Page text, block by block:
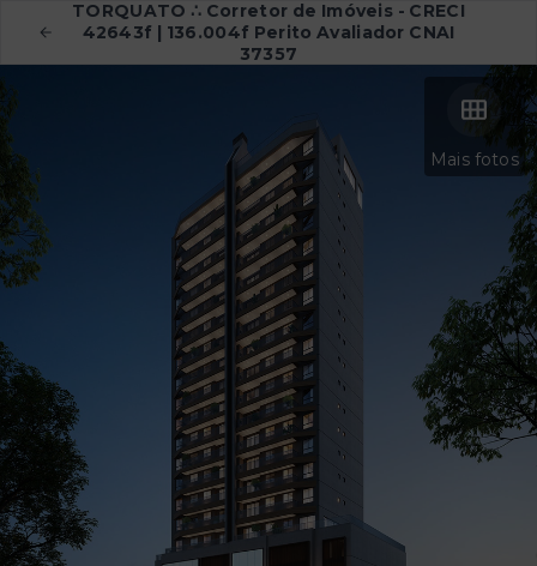
TORQUATO ∴ Corretor de Imóveis - CRECI
42643f | 136.004f Perito Avaliador CNAI
37357
Mais fotos